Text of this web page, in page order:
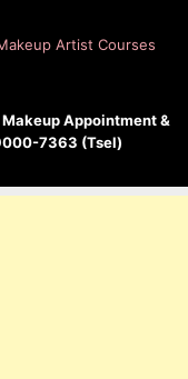
Artist Courses
Appointment &
7363 (Tsel)